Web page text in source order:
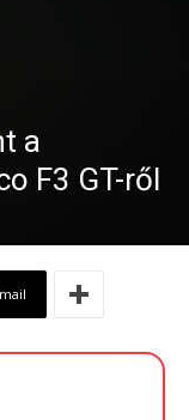
a
F3 GT-ről